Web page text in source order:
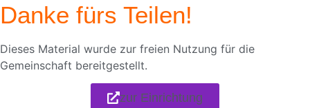
Danke fürs Teilen!
Dieses Material wurde zur freien Nutzung für die
Gemeinschaft bereitgestellt.
zur Einrichtung